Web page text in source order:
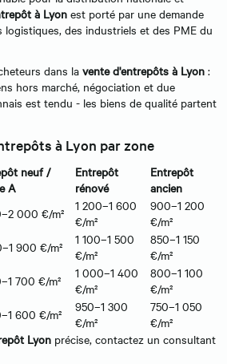
à Lyon est porté par une demande
des industriels et des PME du
dans la vente d'entrepôts à Lyon :
hors marché, négociation et due
est tendu - les biens de qualité partent
à Lyon par zone
neuf /
A
Entrepôt
rénové
Entrepôt
ancien
000 €/m²
1 200–1 600
€/m²
900–1 200
€/m²
900 €/m²
1 100–1 500
€/m²
850–1 150
€/m²
700 €/m²
1 000–1 400
€/m²
800–1 100
€/m²
600 €/m²
950–1 300
€/m²
750–1 050
€/m²
Lyon précise, contactez un consultant